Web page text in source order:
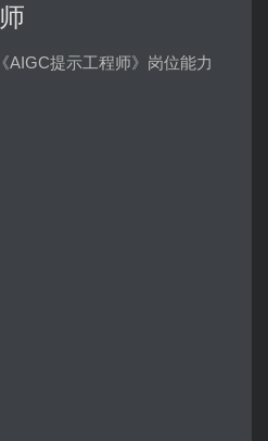
AIGC提示工程师》岗位能力